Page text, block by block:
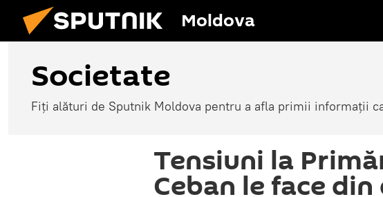
Moldova
Societate
Fiți alături de Sputnik Moldova pentru a afla primii informații
Tensiuni la
Ceban le face